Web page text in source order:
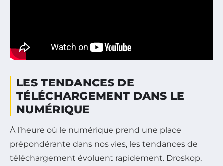
LES TENDANCES DE
TÉLÉCHARGEMENT DANS LE
NUMÉRIQUE
À l’heure où le numérique prend une place
prépondérante dans nos vies, les tendances de
téléchargement évoluent rapidement. Droskop,